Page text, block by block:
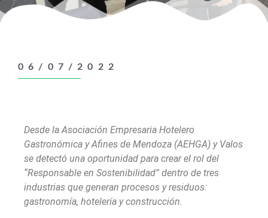
06/07/2022
Desde la Asociación Empresaria Hotelero
Gastronómica y Afines de Mendoza (AEHGA) y Valos
se detectó una oportunidad para crear el rol del
“Responsable en Sostenibilidad” dentro de tres
industrias que generan procesos y residuos:
gastronomía, hotelería y construcción.